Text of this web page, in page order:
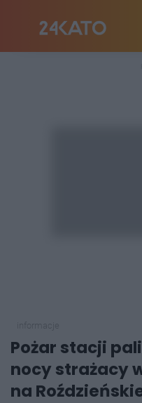
Pożar stacji
nocy strażacy
na